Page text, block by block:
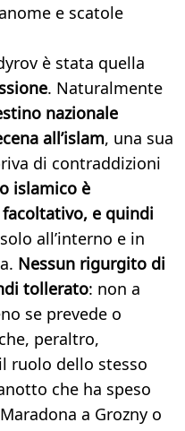
e scatole
è stata quella
. Naturalmente
nazionale
all’islam, una sua
di contraddizioni
islamico è
e quindi
all’interno e in
Nessun rigurgito di
tollerato: non a
se prevede o
peraltro,
ruolo dello stesso
che ha speso
a Grozny o